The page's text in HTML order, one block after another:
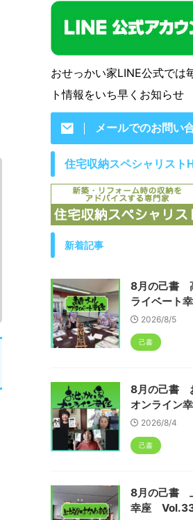
おせっかい家LINE公式では
ト情報をいち早くお知らせ
メールでのお問い
住宅収納スペシャリスト
新着記事
8月の己書
ライベート
2026/8/5
己書
8月の己書
オンライン
2026/8/4
己書
8月の己書
幸座